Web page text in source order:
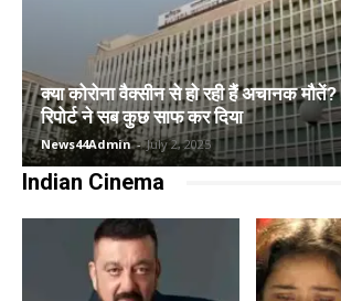
क्या कोरोना वैक्सीन से हो रही हैं अचानक
रिपोर्ट ने सब कुछ साफ कर दिया
News44Admin - July 2, 2025
Indian Cinema